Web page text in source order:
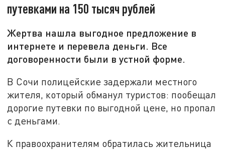
путевками на 150 тысяч рублей
Жертва нашла выгодное предложение в
интернете и перевела деньги. Все
договоренности были в устной форме.
В Сочи полицейские задержали местного
жителя, который обманул туристов: пообещал
дорогие путевки по выгодной цене, но пропал
с деньгами.
К правоохранителям обратилась жительница